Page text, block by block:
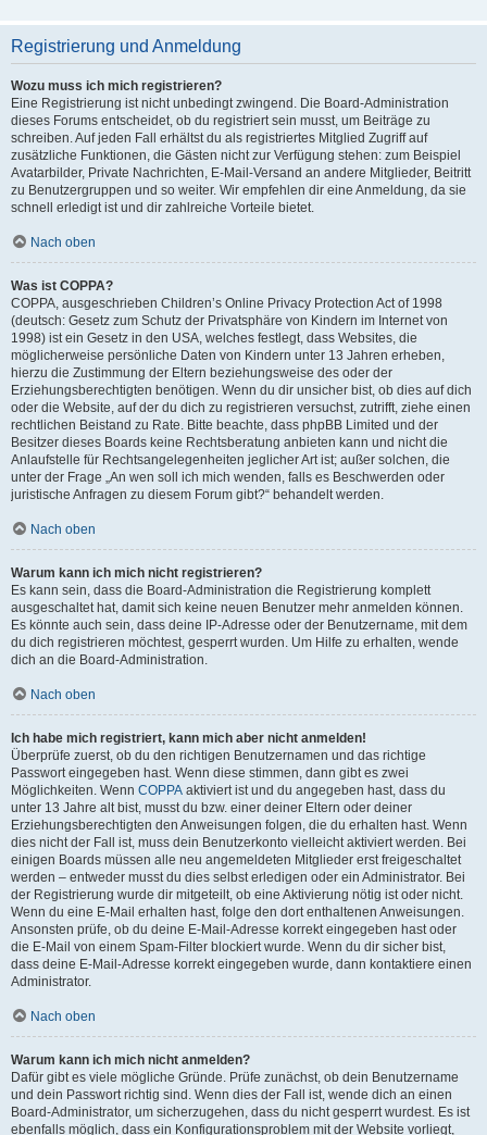
Registrierung und Anmeldung
Wozu muss ich mich registrieren?
Eine Registrierung ist nicht unbedingt zwingend. Die Board-Administration
dieses Forums entscheidet, ob du registriert sein musst, um Beiträge zu
schreiben. Auf jeden Fall erhältst du als registriertes Mitglied Zugriff auf
zusätzliche Funktionen, die Gästen nicht zur Verfügung stehen: zum Beispiel
Avatarbilder, Private Nachrichten, E-Mail-Versand an andere Mitglieder, Beitritt
zu Benutzergruppen und so weiter. Wir empfehlen dir eine Anmeldung, da sie
schnell erledigt ist und dir zahlreiche Vorteile bietet.
Nach oben
Was ist COPPA?
COPPA, ausgeschrieben Children’s Online Privacy Protection Act of 1998
(deutsch: Gesetz zum Schutz der Privatsphäre von Kindern im Internet von
1998) ist ein Gesetz in den USA, welches festlegt, dass Websites, die
möglicherweise persönliche Daten von Kindern unter 13 Jahren erheben,
hierzu die Zustimmung der Eltern beziehungsweise des oder der
Erziehungsberechtigten benötigen. Wenn du dir unsicher bist, ob dies auf dich
oder die Website, auf der du dich zu registrieren versuchst, zutrifft, ziehe einen
rechtlichen Beistand zu Rate. Bitte beachte, dass phpBB Limited und der
Besitzer dieses Boards keine Rechtsberatung anbieten kann und nicht die
Anlaufstelle für Rechtsangelegenheiten jeglicher Art ist; außer solchen, die
unter der Frage „An wen soll ich mich wenden, falls es Beschwerden oder
juristische Anfragen zu diesem Forum gibt?“ behandelt werden.
Nach oben
Warum kann ich mich nicht registrieren?
Es kann sein, dass die Board-Administration die Registrierung komplett
ausgeschaltet hat, damit sich keine neuen Benutzer mehr anmelden können.
Es könnte auch sein, dass deine IP-Adresse oder der Benutzername, mit dem
du dich registrieren möchtest, gesperrt wurden. Um Hilfe zu erhalten, wende
dich an die Board-Administration.
Nach oben
Ich habe mich registriert, kann mich aber nicht anmelden!
Überprüfe zuerst, ob du den richtigen Benutzernamen und das richtige
Passwort eingegeben hast. Wenn diese stimmen, dann gibt es zwei
Möglichkeiten. Wenn COPPA aktiviert ist und du angegeben hast, dass du
unter 13 Jahre alt bist, musst du bzw. einer deiner Eltern oder deiner
Erziehungsberechtigten den Anweisungen folgen, die du erhalten hast. Wenn
dies nicht der Fall ist, muss dein Benutzerkonto vielleicht aktiviert werden. Bei
einigen Boards müssen alle neu angemeldeten Mitglieder erst freigeschaltet
werden – entweder musst du dies selbst erledigen oder ein Administrator. Bei
der Registrierung wurde dir mitgeteilt, ob eine Aktivierung nötig ist oder nicht.
Wenn du eine E-Mail erhalten hast, folge den dort enthaltenen Anweisungen.
Ansonsten prüfe, ob du deine E-Mail-Adresse korrekt eingegeben hast oder
die E-Mail von einem Spam-Filter blockiert wurde. Wenn du dir sicher bist,
dass deine E-Mail-Adresse korrekt eingegeben wurde, dann kontaktiere einen
Administrator.
Nach oben
Warum kann ich mich nicht anmelden?
Dafür gibt es viele mögliche Gründe. Prüfe zunächst, ob dein Benutzername
und dein Passwort richtig sind. Wenn dies der Fall ist, wende dich an einen
Board-Administrator, um sicherzugehen, dass du nicht gesperrt wurdest. Es ist
ebenfalls möglich, dass ein Konfigurationsproblem mit der Website vorliegt,